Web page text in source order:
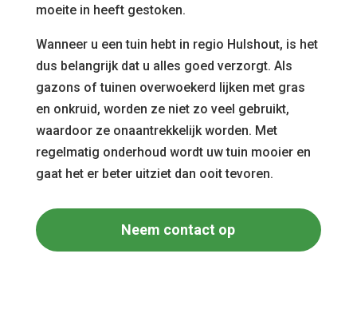
moeite in heeft gestoken.
Wanneer u een tuin hebt in regio Hulshout, is het
dus belangrijk dat u alles goed verzorgt. Als
gazons of tuinen overwoekerd lijken met gras
en onkruid, worden ze niet zo veel gebruikt,
waardoor ze onaantrekkelijk worden. Met
regelmatig onderhoud wordt uw tuin mooier en
gaat het er beter uitziet dan ooit tevoren.
Neem contact op